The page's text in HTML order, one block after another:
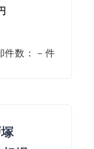
数：－件